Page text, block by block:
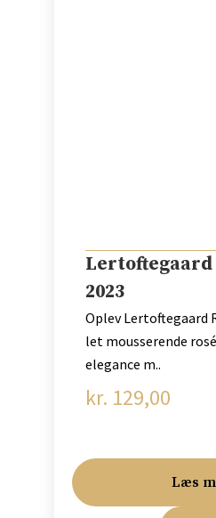
Lertoftegaard
2023
Oplev Lertoftegaard
let mousserende
elegance m..
kr. 129,00
Læs